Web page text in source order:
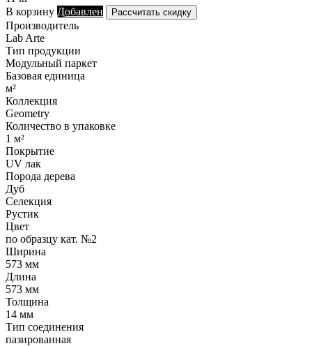
В корзину Добавлен Рассчитать скидку
Производитель
Lab Arte
Тип продукции
Модульный паркет
Базовая единица
м²
Коллекция
Geometry
Количество в упаковке
1 м²
Покрытие
UV лак
Порода дерева
Дуб
Селекция
Рустик
Цвет
по образцу кат. №2
Ширина
573 мм
Длина
573 мм
Толщина
14 мм
Тип соединения
пазированная